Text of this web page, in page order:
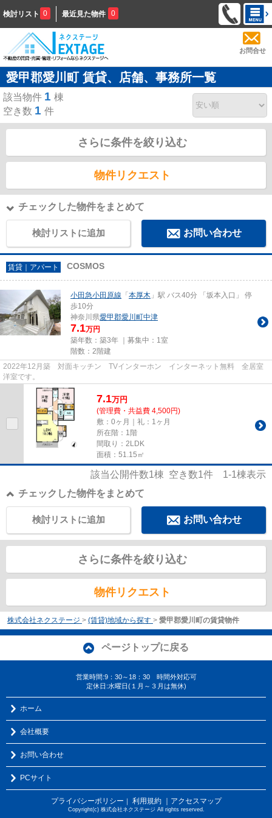
検討リスト 0 最近見た物件 0
お問合せ
愛甲郡愛川町 賃貸、店舗、事務所一覧
該当物件 1 棟
空き数 1 件
さらに条件を絞り込む
物件リクエスト
チェックした物件をまとめて
検討リストに追加 お問い合わせ
賃貸｜アパート COSMOS
小田急小田原線 「本厚木 」駅 バス40分 「坂本入口」 停
歩10分
神奈川県愛甲郡愛川町中津
7.1万円
築年数：築3年 ｜募集中： 1室
階数：2階建
2022年12月築 対面キッチン TVインターホン インターネット無料 全居室
洋室です。
7.1万円
(管理費・共益費 4,500円)
敷：0ヶ月｜礼：1ヶ月
所在階：1階
間取り：2LDK
面積：51.15㎡
該当公開件数1棟 空き数1件 1-1棟表示
チェックした物件をまとめて
お問い合わせ
検討リストに追加
さらに条件を絞り込む
物件リクエスト
株式会社ネクステージ > (賃貸)地域から探す > 愛甲郡愛川町の賃貸物件
ページトップに戻る
営業時間:9：30～18：30 時間外対応可
定休日:水曜日(１月～３月は無休)
ホーム
会社概要
お問い合わせ
PCサイト
プライバシーポリシー ｜ 利用規約 ｜アクセスマップ
Copyright(c) 株式会社ネクステージ All rights reserved.